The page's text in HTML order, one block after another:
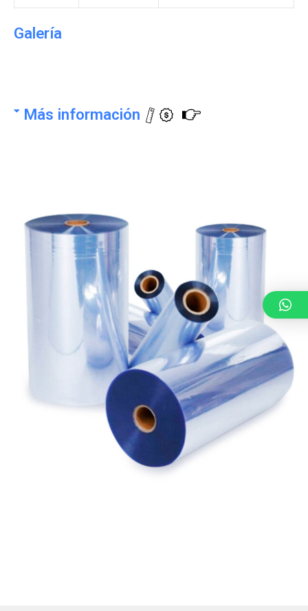
Galería
Más información